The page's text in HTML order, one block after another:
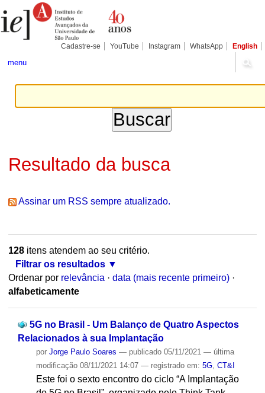
para
conteúdo.
Pessoais
Cadastre-se YouTube Instagram WhatsApp English
menu
Resultado da busca
Assinar um RSS sempre atualizado.
128itens atendem ao seu critério.
Filtrar os resultados
Ordenar por relevância · data (mais recente primeiro) ·
alfabeticamente
5G no Brasil - Um Balanço de Quatro Aspectos
Relacionados à sua Implantação
por Jorge Paulo Soares — publicado05/11/2021 — última
modificação08/11/2021 14:07 — registrado em: 5G, CT&I
Este foi o sexto encontro do ciclo “A Implantação